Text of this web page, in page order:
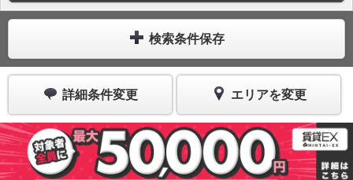
検索条件保存
詳細条件変更 エリアを変更